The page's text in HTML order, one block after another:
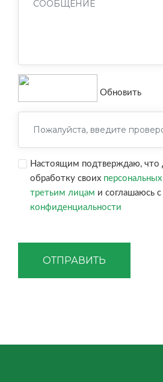
Обновить
Настоящим подтверждаю, что
обработку своих
третьим лицам и соглашаюсь с
конфиденциальности
ОТПРАВИТЬ